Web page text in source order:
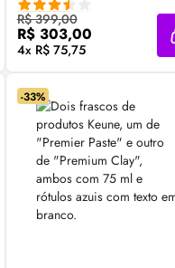
à sacola
R$ 399,00
R$ 303,00
4x R$ 75,75
Compre Agora ❯
-33%